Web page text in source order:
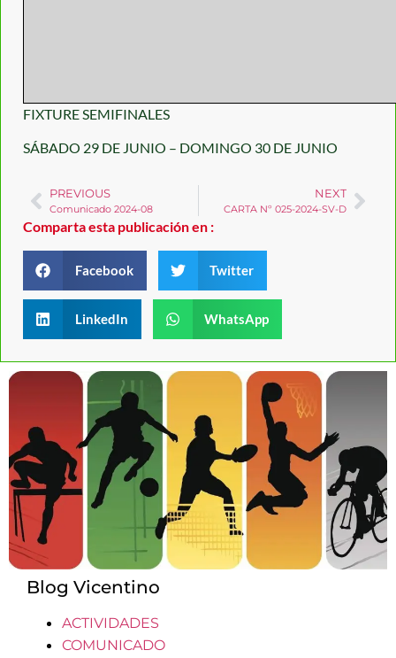
FIXTURE SEMIFINALES
SÁBADO 29 DE JUNIO – DOMINGO 30 DE JUNIO
PREVIOUS
Comunicado 2024-08
NEXT
CARTA Nº 025-2024-SV-D
Comparta esta publicación en :
Facebook Twitter
LinkedIn WhatsApp
Blog Vicentino
ACTIVIDADES
COMUNICADO